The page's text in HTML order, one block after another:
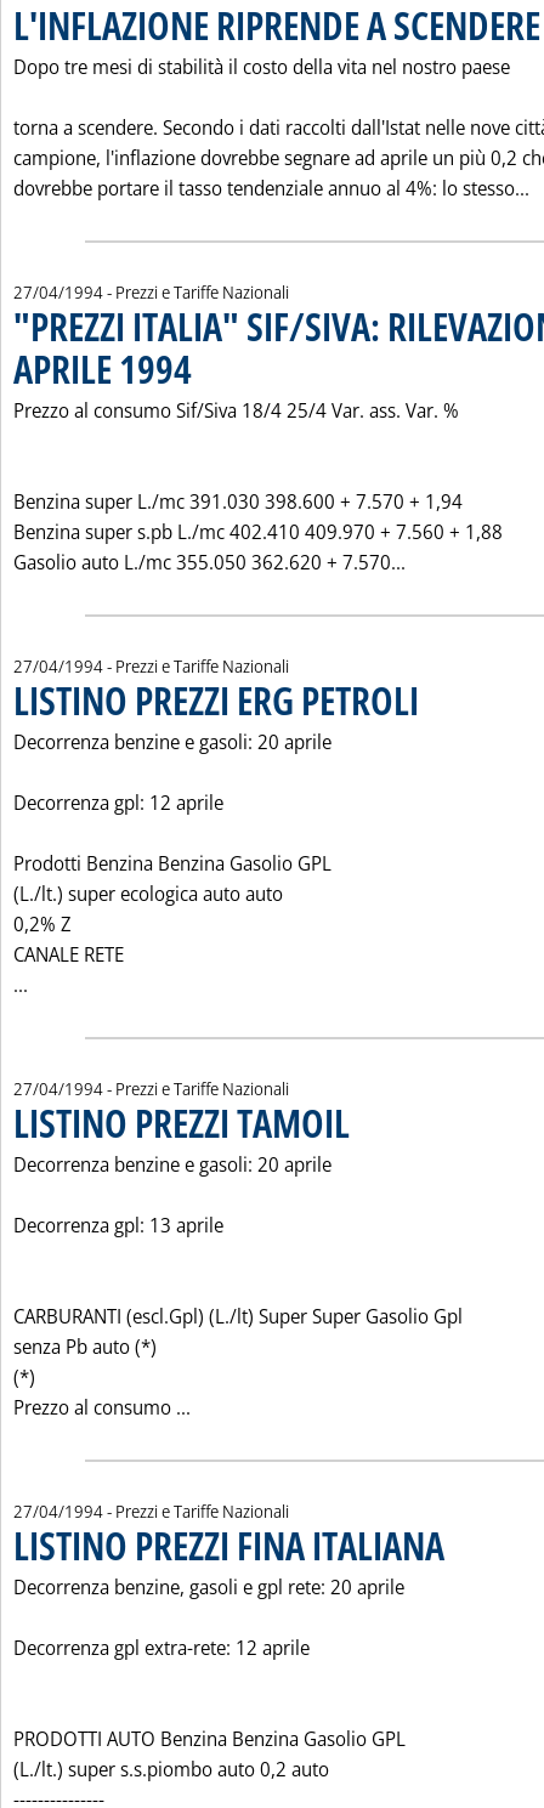
L'INFLAZIONE RIPRENDE A
Dopo tre mesi di stabilità il costo della vita nel nostro paese
torna a scendere. Secondo i dati raccolti dall'Istat nelle nove
campione, l'inflazione dovrebbe segnare ad aprile un più 0,2
dovrebbe portare il tasso tendenziale annuo al 4%: lo stesso...
27/04/1994- Prezzi e Tariffe Nazionali
"PREZZI ITALIA" SIF/SIVA:
APRILE 1994
Prezzo al consumo Sif/Siva 18/4 25/4 Var. ass. Var. %
Benzina super L./mc 391.030 398.600 + 7.570 + 1,94
Benzina super s.pb L./mc 402.410 409.970 + 7.560 + 1,88
Gasolio auto L./mc 355.050 362.620 + 7.570...
27/04/1994- Prezzi e Tariffe Nazionali
LISTINO PREZZI ERG PETROLI
Decorrenza benzine e gasoli: 20 aprile
Decorrenza gpl: 12 aprile
Prodotti Benzina Benzina Gasolio GPL
(L./lt.) super ecologica auto auto
0,2% Z
CANALE RETE
...
27/04/1994- Prezzi e Tariffe Nazionali
LISTINO PREZZI TAMOIL
Decorrenza benzine e gasoli: 20 aprile
Decorrenza gpl: 13 aprile
CARBURANTI (escl.Gpl) (L./lt) Super Super Gasolio Gpl
senza Pb auto (*)
(*)
Prezzo al consumo ...
27/04/1994- Prezzi e Tariffe Nazionali
LISTINO PREZZI FINA ITALIANA
Decorrenza benzine, gasoli e gpl rete: 20 aprile
Decorrenza gpl extra-rete: 12 aprile
PRODOTTI AUTO Benzina Benzina Gasolio GPL
(L./lt.) super s.s.piombo auto 0,2 auto
---------------